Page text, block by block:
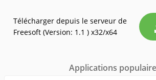
Télécharger depuis le serveur de
Freesoft (Version: 1.1 ) x32/x64
Applications